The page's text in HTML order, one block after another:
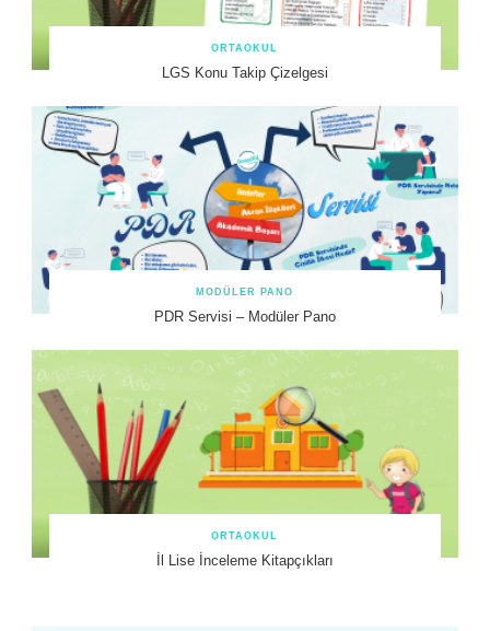
ORTAOKUL
LGS Konu Takip Çizelgesi
MODÜLER PANO
PDR Servisi – Modüler Pano
ORTAOKUL
İl Lise İnceleme Kitapçıkları